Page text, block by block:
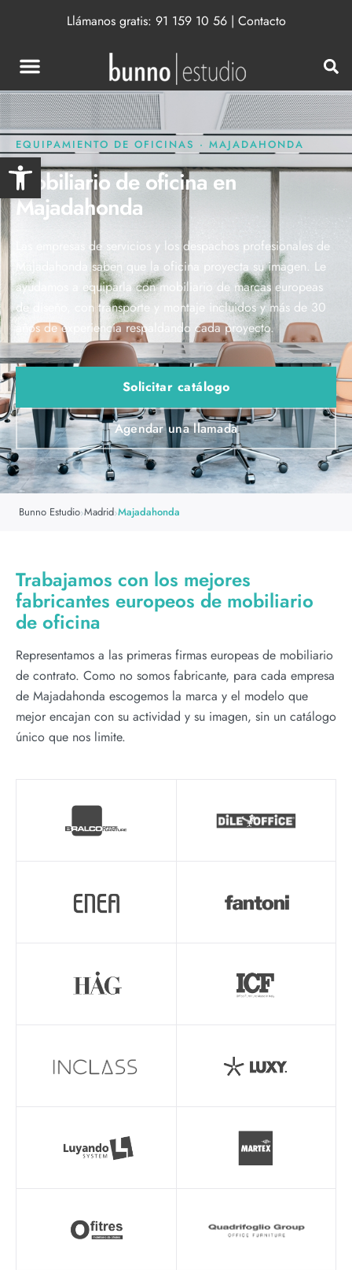
Abrir barra de herramientas
Llámanos gratis: 91 159 10 56| Contacto
EQUIPAMIENTO DE OFICINAS · MAJADAHONDA
Mobiliario de oficina en
Majadahonda
Las empresas de servicios y los despachos profesionales de
Majadahonda saben que la oficina proyecta su imagen. Le
ayudamos a equiparla con mobiliario de marcas europeas
de diseño, con transporte y montaje incluidos y más de 30
años de experiencia respaldando cada proyecto.
Solicitar catálogo
Agendar una llamada
Bunno Estudio›Madrid›Majadahonda
Trabajamos con los mejores
fabricantes europeos de mobiliario
de oficina
Representamos a las primeras firmas europeas de mobiliario
de contrato. Como no somos fabricante, para cada empresa
de Majadahonda escogemos la marca y el modelo que
mejor encajan con su actividad y su imagen, sin un catálogo
único que nos limite.